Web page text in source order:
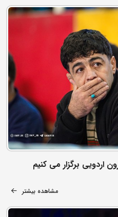
مشاهده بیشتر